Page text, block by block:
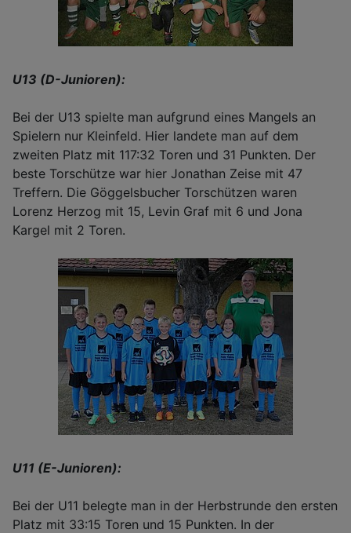
U13 (D-Junioren):
Bei der U13 spielte man aufgrund eines Mangels an
Spielern nur Kleinfeld. Hier landete man auf dem
zweiten Platz mit 117:32 Toren und 31 Punkten. Der
beste Torschütze war hier Jonathan Zeise mit 47
Treffern. Die Göggelsbucher Torschützen waren
Lorenz Herzog mit 15, Levin Graf mit 6 und Jona
Kargel mit 2 Toren.
U11 (E-Junioren):
Bei der U11 belegte man in der Herbstrunde den ersten
Platz mit 33:15 Toren und 15 Punkten. In der